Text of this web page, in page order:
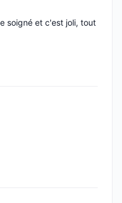
soigné et c'est joli, tout